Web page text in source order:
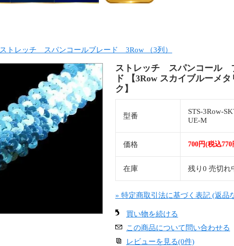
ストレッチ スパンコールブレード 3Row （3列）
ストレッチ スパンコール
ド 【3Row スカイブルーメタ
ク】
型番
STS-3Row-
UE-M
価格 700円(税込770
在庫 残り0 売切れ
» 特定商取引法に基づく表記 (返品
買い物を続ける
この商品について問い合わせる
レビューを見る(0件)